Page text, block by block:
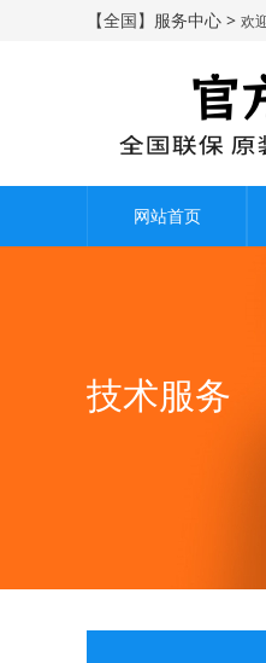
【全国】服务中心 > 欢
网站首页
技术服务